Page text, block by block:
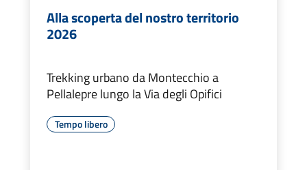
Alla scoperta del nostro territorio
2026
Trekking urbano da Montecchio a
Pellalepre lungo la Via degli Opifici
Tempo libero